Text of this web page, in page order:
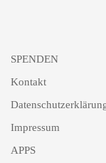
SPENDEN
Kontakt
Impressum
APPS